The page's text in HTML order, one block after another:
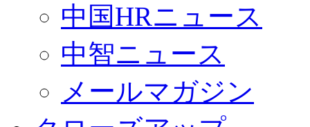
中国HRニュース
中智ニュース
メールマガジン